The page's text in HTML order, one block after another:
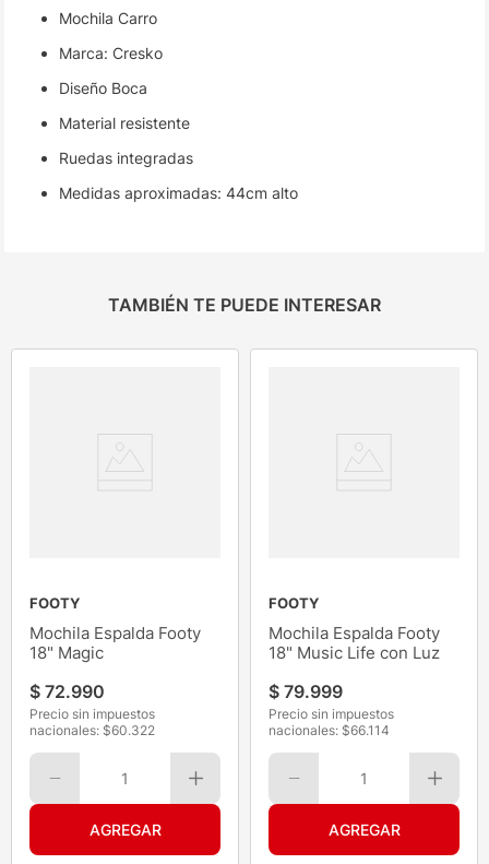
Mochila Carro
Marca: Cresko
Diseño Boca
Material resistente
Ruedas integradas
Medidas aproximadas: 44cm alto
TAMBIÉN TE PUEDE INTERESAR
FOOTY
Mochila Espalda Footy
18" Magic
$ 72.990
Precio sin impuestos
nacionales: $60.322
1
FOOTY
Mochila Espalda Footy
18" Music Life con Luz
$ 79.999
Precio sin impuestos
nacionales: $66.114
1